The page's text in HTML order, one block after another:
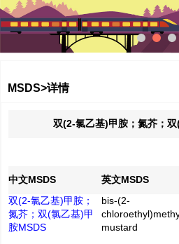
MSDS>详情
双(2-氯乙基)甲胺；氮芥；
中文MSDS 英文MSDS
双(2-氯乙基)甲胺；
氮芥；双(氯乙基)甲
胺MSDS
bis-(2-
mustard